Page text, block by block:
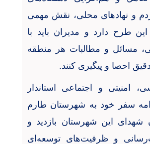
و نهادهای محلی، نقش مهمی
طرح دارد و مدیران باید با
مسائل و مطالبات هر منطقه
احصا و پیگیری کنند.
امنیتی و اجتماعی استاندار
سفر خود به شهرستان طارم
شهدای این شهرستان بازدید و
و ظرفیت‌های توسعه‌ای